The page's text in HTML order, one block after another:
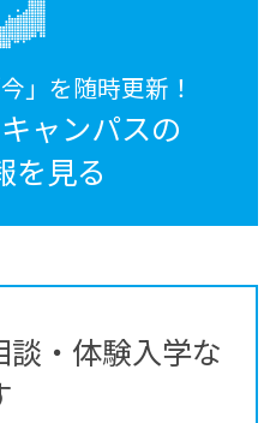
」を随時更新！
ャンパスの
を見る
・体験入学な